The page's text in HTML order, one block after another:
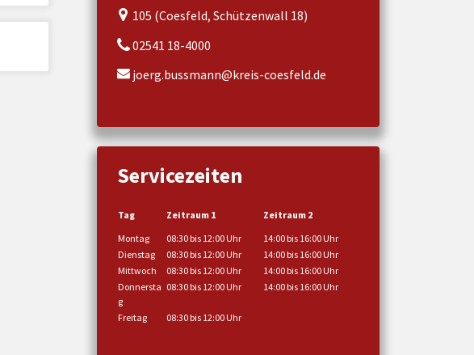
105 (Coesfeld, Schützenwall 18)
02541 18-4000
joerg.bussmann@kreis-coesfeld.de
Servicezeiten
Tag Zeitraum 1
Zeitraum 2
Montag
08:30 bis 12:00 Uhr
14:00 bis 16:00 Uhr
Dienstag
08:30 bis 12:00 Uhr
14:00 bis 16:00 Uhr
Mittwoch
08:30 bis 12:00 Uhr
14:00 bis 16:00 Uhr
Donnersta
g
08:30 bis 12:00 Uhr 14:00 bis 16:00 Uhr
Freitag 08:30 bis 12:00 Uhr